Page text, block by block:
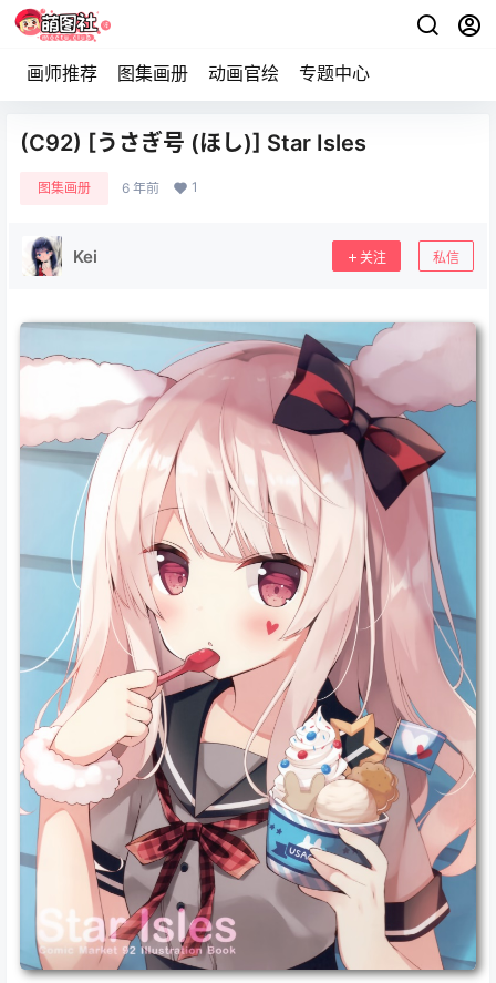
画师推荐 图集画册 动画官绘 专题中心
(C92) [うさぎ号 (ほし)] Star Isles
图集画册 6 年前 1
Kei 关注 私信